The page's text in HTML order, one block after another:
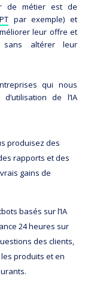
de métier est de
par exemple) et
leur offre et
sans altérer leur
qui nous
de l’IA
produisez des
rapports et des
gains de
basés sur l’IA
24 heures sur
des clients,
produits et en